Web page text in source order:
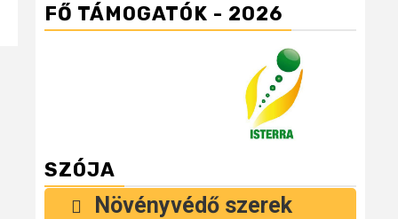
FŐ TÁMOGATÓK - 2026
SZÓJA
Növényvédő szerek